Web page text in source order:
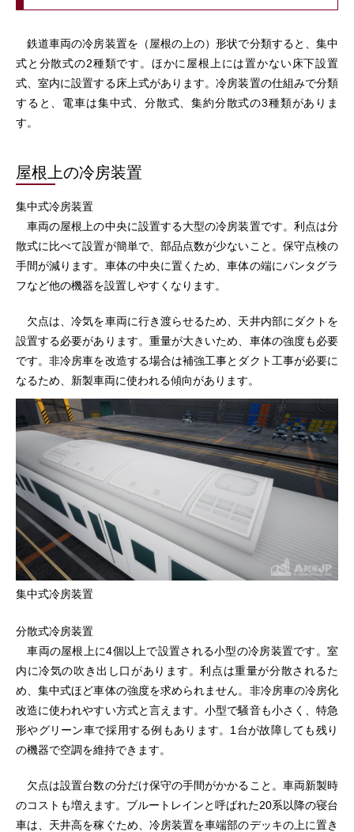
鉄道車両の冷房装置を（屋根の上の）形状で分類すると、集中
式と分散式の2種類です。ほかに屋根上には置かない床下設置
式、室内に設置する床上式があります。冷房装置の仕組みで分類
すると、電車は集中式、分散式、集約分散式の3種類がありま
す。
屋根上の冷房装置
集中式冷房装置
車両の屋根上の中央に設置する大型の冷房装置です。利点は分
散式に比べて設置が簡単で、部品点数が少ないこと。保守点検の
手間が減ります。車体の中央に置くため、車体の端にパンタグラ
フなど他の機器を設置しやすくなります。
欠点は、冷気を車両に行き渡らせるため、天井内部にダクトを
設置する必要があります。重量が大きいため、車体の強度も必要
です。非冷房車を改造する場合は補強工事とダクト工事が必要に
なるため、新製車両に使われる傾向があります。
集中式冷房装置
分散式冷房装置
車両の屋根上に4個以上で設置される小型の冷房装置です。室
内に冷気の吹き出し口があります。利点は重量が分散されるた
め、集中式ほど車体の強度を求められません。非冷房車の冷房化
改造に使われやすい方式と言えます。小型で騒音も小さく、特急
形やグリーン車で採用する例もあります。1台が故障しても残り
の機器で空調を維持できます。
欠点は設置台数の分だけ保守の手間がかかること。車両新製時
のコストも増えます。ブルートレインと呼ばれた20系以降の寝台
車は、天井高を稼ぐため、冷房装置を車端部のデッキの上に置き